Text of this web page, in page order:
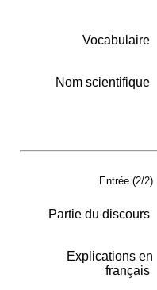
Vocabulaire
Nom scientifique
Entrée (2/2)
Partie du discours
Explications en
français